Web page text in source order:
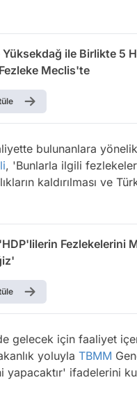
ile Birlikte 5
Meclis'te
bulunanlara yönelik
, 'Bunlarla ilgili
kaldırılması ve
Fezlekelerini
gelecek için faaliyet
yoluyla TBMM
ifadelerini